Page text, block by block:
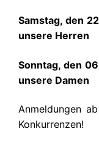
Samstag, den
unsere Herren
Sonntag, den
unsere Damen
Anmeldungen
Konkurrenzen!